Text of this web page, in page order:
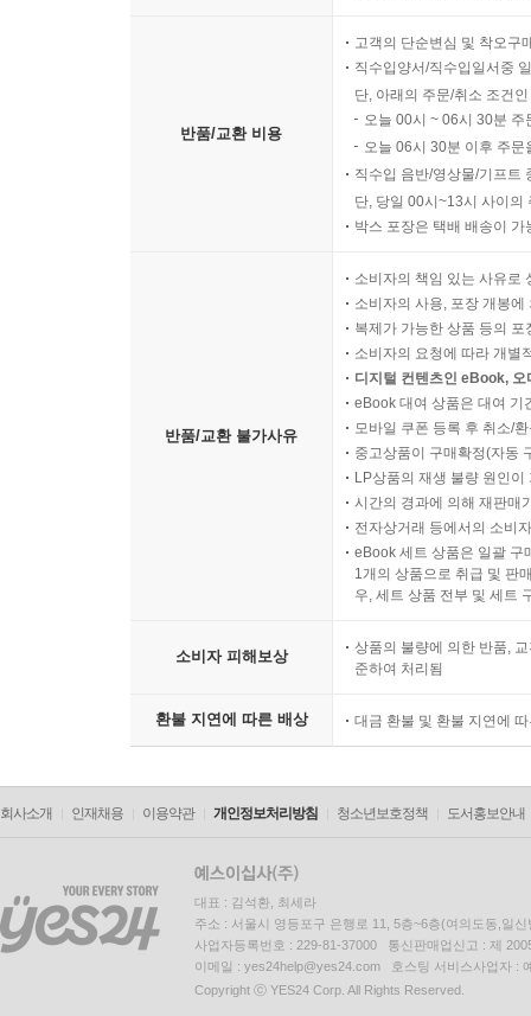
반품/교환 비용
고객의 단순변심 및 착오구
직수입양서/직수입일서중
단, 아래의 주문/취소 조건
오늘 00시 ~ 06시 30분
오늘 06시 30분 이후 주
직수입 음반/영상물/기프트
단, 당일 00시~13시 사이의
박스 포장은 택배 배송이
반품/교환 불가사유
소비자의 책임 있는 사유로
소비자의 사용, 포장 개봉
복제가 가능한 상품 등의
소비자의 요청에 따라 개별
디지털 컨텐츠인 eBook,
eBook 대여 상품은 대여 기
모바일 쿠폰 등록 후 취소/
중고상품이 구매확정(자동
LP상품의 재생 불량 원인
시간의 경과에 의해 재판매
전자상거래 등에서의 소비
eBook 세트 상품은 일괄 구
1개의 상품으로 취급 및 판
우, 세트 상품 전부 및 세트
소비자 피해보상
상품의 불량에 의한 반품,
준하여 처리됨
환불 지연에 따른 배상 대금 환불 및 환불 지연에
회사소개 인재채용 이용약관 개인정보처리방침 청소년보호정책 도서홍보안내
대표 : 김석환, 최세라
주소 : 서울시 영등포구 은행로 11, 5층~6층(여의도동,일신
사업자등록번호 : 229-81-37000 통신판매업신고 : 제
이메일 : yes24help@yes24.com 호스팅 서비스사업자 :
Copyright ⓒ YES24 Corp. All Rights Reserved.